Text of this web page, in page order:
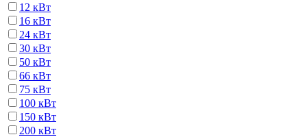
12 кВт
16 кВт
24 кВт
30 кВт
50 кВт
66 кВт
75 кВт
100 кВт
150 кВт
200 кВт